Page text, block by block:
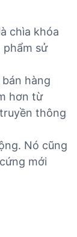
chìa khóa
sử
hàng
hơn từ
thông
Nó cũng
mới